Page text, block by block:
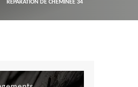
RÉPARATION DE CHEMINÉE 34